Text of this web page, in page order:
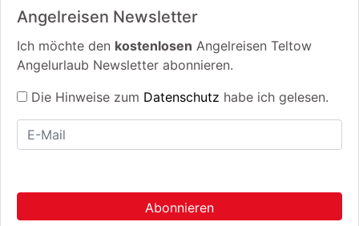
Angelreisen Newsletter
Ich möchte den kostenlosen Angelreisen Teltow
Angelurlaub Newsletter abonnieren.
Die Hinweise zum Datenschutz habe ich gelesen.